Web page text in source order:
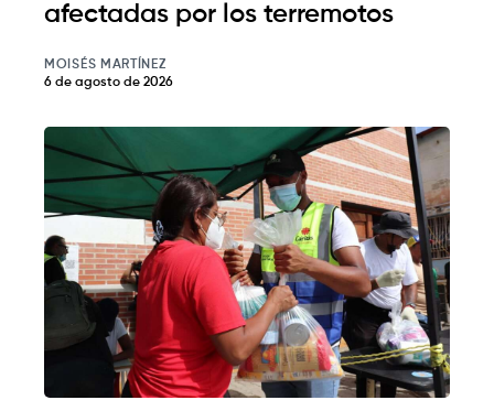
afectadas por los terremotos
MOISÉS MARTÍNEZ
6 de agosto de 2026